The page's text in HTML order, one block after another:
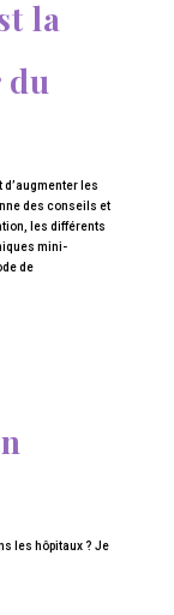
la
du
les
des conseils et
les différents
mini-
de
les hôpitaux ? Je